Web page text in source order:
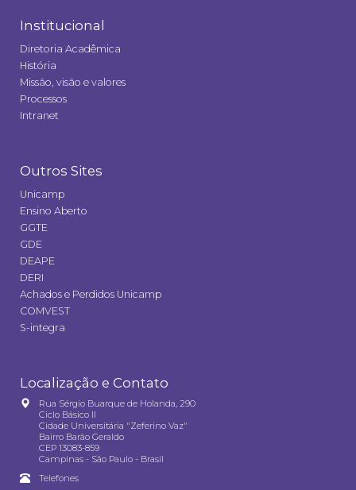
Institucional
Diretoria Acadêmica
História
Missão, visão e valores
Processos
Intranet
Outros Sites
Unicamp
Ensino Aberto
GGTE
GDE
DEAPE
DERI
Achados e Perdidos Unicamp
COMVEST
S-integra
Localização e Contato
Rua Sérgio Buarque de Holanda, 290
Ciclo Básico II
Cidade Universitária "Zeferino Vaz"
Bairro Barão Geraldo
CEP 13083-859
Campinas - São Paulo - Brasil
Telefones